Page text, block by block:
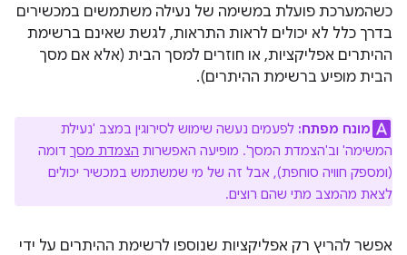
כשהמערכת פועלת במשימה של נעילה משתמשים במכשירים
בדרך כלל לא יכולים לראות התראות, לגשת שאינם ברשימת
ההיתרים אפליקציות, או חוזרים למסך הבית (אלא אם מסך
הבית מופיע ברשימת ההיתרים).
מונח מפתח: לפעמים נעשה שימוש לסירוגין במצב 'נעילת
המשימה' וב'הצמדת המסך'. מופיעה האפשרות הצמדת מסך דומה
(ומספק חוויה סוחפת), אבל זה של מי שמשתמש במכשיר יכולים
לצאת מהמצב מתי שהם רוצים.
אפשר להריץ רק אפליקציות שנוספו לרשימת ההיתרים על ידי